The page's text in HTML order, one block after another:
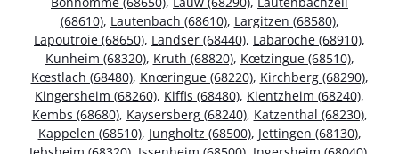
(68610), Lautenbach (68610), Largitzen (68580),
Lapoutroie (68650), Landser (68440), Labaroche (68910),
Kunheim (68320), Kruth (68820), Kœtzingue (68510),
Kœstlach (68480), Knœringue (68220), Kirchberg (68290),
Kingersheim (68260), Kiffis (68480), Kientzheim (68240),
Kembs (68680), Kaysersberg (68240), Katzenthal (68230),
Kappelen (68510), Jungholtz (68500), Jettingen (68130),